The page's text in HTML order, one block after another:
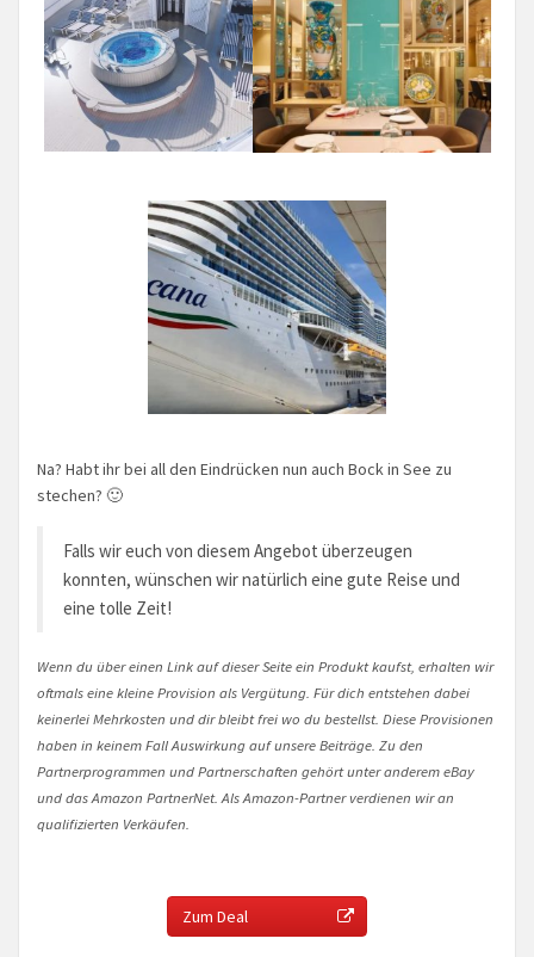
Na? Habt ihr bei all den Eindrücken nun auch Bock in See zu
stechen? 🙂
Falls wir euch von diesem Angebot überzeugen
konnten, wünschen wir natürlich eine gute Reise und
eine tolle Zeit!
Wenn du über einen Link auf dieser Seite ein Produkt kaufst, erhalten wir
oftmals eine kleine Provision als Vergütung. Für dich entstehen dabei
keinerlei Mehrkosten und dir bleibt frei wo du bestellst. Diese Provisionen
haben in keinem Fall Auswirkung auf unsere Beiträge. Zu den
Partnerprogrammen und Partnerschaften gehört unter anderem eBay
und das Amazon PartnerNet. Als Amazon-Partner verdienen wir an
qualifizierten Verkäufen.
Zum Deal